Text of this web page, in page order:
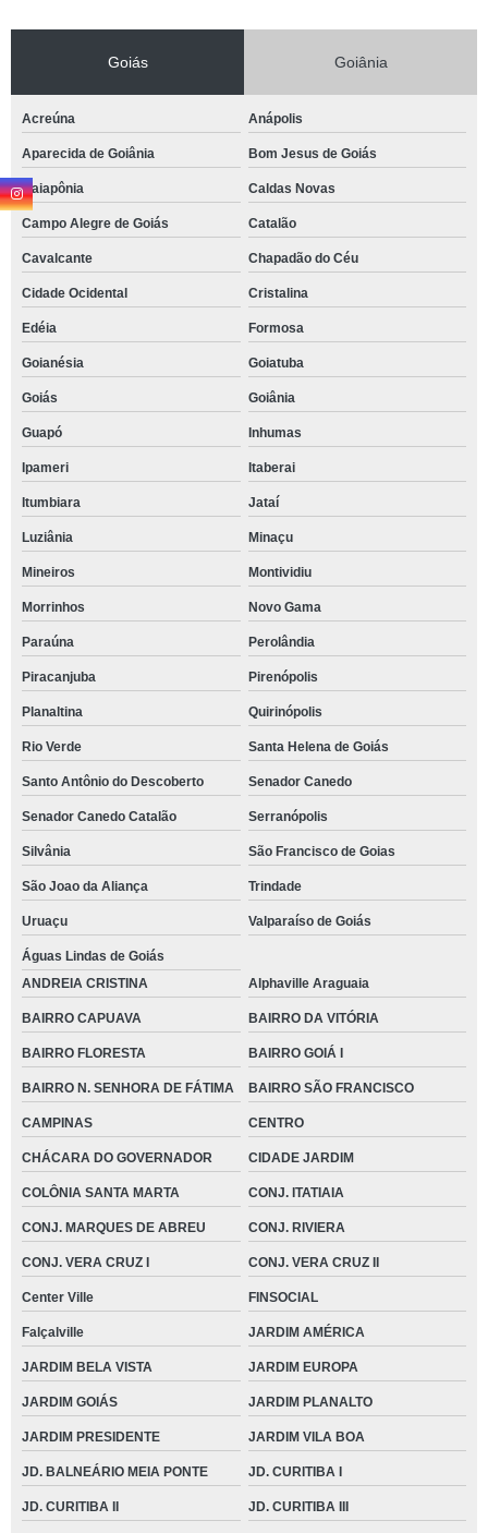
Goiás Goiânia
Acreúna Anápolis
Aparecida de Goiânia Bom Jesus de Goiás
Caiapônia Caldas Novas
Campo Alegre de Goiás Catalão
Cavalcante Chapadão do Céu
Cidade Ocidental Cristalina
Edéia Formosa
Goianésia Goiatuba
Goiás Goiânia
Guapó Inhumas
Ipameri Itaberai
Itumbiara Jataí
Luziânia Minaçu
Mineiros Montividiu
Morrinhos Novo Gama
Paraúna Perolândia
Piracanjuba Pirenópolis
Planaltina Quirinópolis
Rio Verde Santa Helena de Goiás
Santo Antônio do Descoberto Senador Canedo
Senador Canedo Catalão Serranópolis
Silvânia São Francisco de Goias
São Joao da Aliança Trindade
Uruaçu Valparaíso de Goiás
Águas Lindas de Goiás
ANDREIA CRISTINA
Alphaville Araguaia
BAIRRO CAPUAVA BAIRRO DA VITÓRIA
BAIRRO FLORESTA BAIRRO GOIÁ I
BAIRRO N. SENHORA DE FÁTIMA BAIRRO SÃO FRANCISCO
CAMPINAS CENTRO
CHÁCARA DO GOVERNADOR CIDADE JARDIM
COLÔNIA SANTA MARTA CONJ. ITATIAIA
CONJ. MARQUES DE ABREU CONJ. RIVIERA
CONJ. VERA CRUZ I CONJ. VERA CRUZ II
Center Ville FINSOCIAL
Falçalville JARDIM AMÉRICA
JARDIM BELA VISTA JARDIM EUROPA
JARDIM GOIÁS JARDIM PLANALTO
JARDIM PRESIDENTE JARDIM VILA BOA
JD. BALNEÁRIO MEIA PONTE JD. CURITIBA I
JD. CURITIBA II JD. CURITIBA III